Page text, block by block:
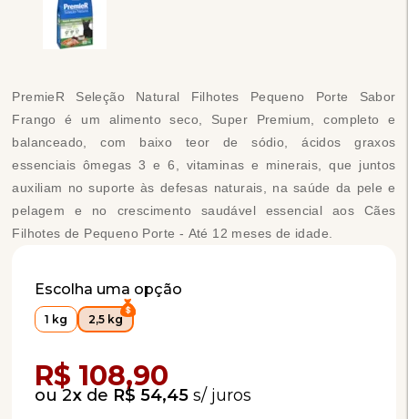
PremieR Seleção Natural Filhotes Pequeno Porte Sabor
Frango é um alimento seco, Super Premium, completo e
balanceado, com baixo teor de sódio, ácidos graxos
essenciais ômegas 3 e 6, vitaminas e minerais, que juntos
auxiliam no suporte às defesas naturais, na saúde da pele e
pelagem e no crescimento saudável essencial aos Cães
Filhotes de Pequeno Porte - Até 12 meses de idade.
Escolha uma opção
1 kg 2,5 kg
R$ 108,90
2x de R$ 54,45